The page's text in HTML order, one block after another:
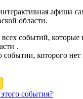
афиша
области.
событий, которые
.
событии, которого нет
события?